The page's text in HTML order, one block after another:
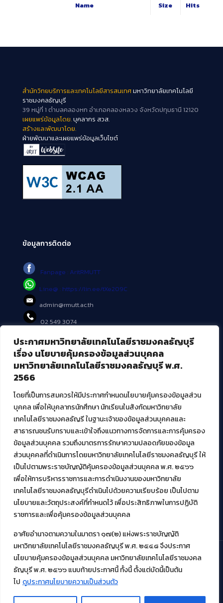
ประกาศมหาวิทยาลัยเทคโนโลยีราชมงคลธัญบุรี
เรื่อง นโยบายคุ้มครองข้อมูลส่วนบุคคล
มหาวิทยาลัยเทคโนโลยีราชมงคลธัญบุรี พ.ศ.
2566
โดยที่เป็นการสมควรให้มีประกาศกำหนดนโยบายคุ้มครองข้อมูลส่วน
บุคคล เพื่อให้บุคลากรนักศึกษา นักเรียนในสังกัดมหาวิทยาลัย
เทคโนโลยีราชมงคลธัญรี ในฐานะเจ้าของข้อมูลส่วนบุคคลและ
สาธารณชนรับทราบและเข้าใจถึงแนวทางการจัดการและการคุ้มครอง
ข้อมูลส่วนบุคคล รวมถึงมาตรการรักษาความปลอดภัยของข้อมูล
ส่วนบุคคลที่ดำเนินการโดยมหาวิทยาลัยเทคโนโลยีราชมงคลธัญบุรี ให้
เป็นไปตามพระราชบัญญัติคุ้มครองข้อมูลส่วนบุคคล พ.ศ. ๒๕๖๖
เพื่อให้การบริหารราชการและการดำเนินงานของมหาวิทยาลัย
เทคโนโลยีราชมงคลธัญบุรีดำเนินไปด้วยความเรียบร้อย เป็นไปตาม
นโยบายและวัตถุประสงค์ที่กำหนดไว้ เพื่อประสิทธิภาพในการปฏิบัติ
ราชการและเพื่อคุ้มครองข้อมูลส่วนบุคคล
อาศัยอำนาจตามความในมาตรา ๑๗(๒) แห่งพระราชบัญญัติ
มหาวิทยาลัยเทคโนโลยีราชมงคลธัญบุรี พ.ศ. ๒๕๔๘ จึงประกาศ
นโยบายคุ้มครองข้อมูลส่วนบุคคล มหาวิทยาลัยเทคโนโลยีราชมงคล
ธัญบุรี พ.ศ. ๒๕๖๖ แนบท้ายประกาศนี้ ทั้งนี้ ตั้งแต่บัดนี้เป็นต้น
ไป ดูประกาศนโยบายความเป็นส่วนตัว
Name Size Hits
สำนักวิทยบริการและเทคโนโลยีสารสนเทศมหาวิทยาลัยเทคโนโลยี
ราชมงคลธัญบุรี
39 หมู่ที่ 1 ตำบลคลองหก อำเภอคลองหลวง จังหวัดปทุมธานี 12120
เผยแพร่ข้อมูลโดย.บุคลากร สวส.
สร้างและพัฒนาโดย.
ฝ่ายพัฒนาและเผยแพร่ข้อมูลเว็บไซต์
ข้อมูลการติดต่อ
Fanpage : AritRMUTT
Line@ : https://lin.ee/tXe209C
admin@rmutt.ac.th
02 549 3074
บริการอื่นๆ ของ สวส.
ศูนย์สื่อดิจิทัล
ศูนย์นวัตกรรมและความรู้
สมัยใหม่ (MoSeC)
งานบริการวิชาการให้กับหน่วยงานภายนอก
โครงการส่งเสริมและพัฒนาผู้ประกอบการ SME โดย. มทร.ธัญบุรี
กิจกรรมการเชื่อมโยงเครือข่ายผู้ให้บริการเครื่องจักรกลทางการ
เกษตร ภายใต้โครงการส่งเสริมการรแปรรูปสินค้าเกษตรระดับชุมชน
กรมส่งเสริมอุตสาหกรรม
โครงการยกระดับเศรษฐกิจและสังคมรายตำบลแบบบูรณาการ (1
ตำบล 1 มหาวิทยาลัย)
© 2021 สำนักวิทยบริการและเทคโนโลยีสารสนเทศ มหาวิทยาลัย
เทคโนโลยีราชมงคลธัญบุรี